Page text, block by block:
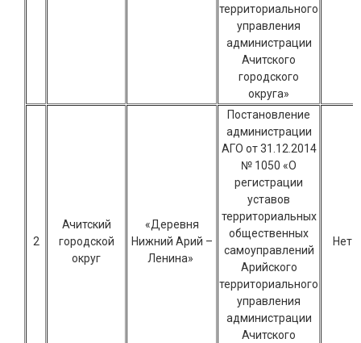
территориального
управления
администрации
Ачитского
городского
округа»
2
Ачитский
городской
округ
«Деревня
Нижний Арий –
Ленина»
Постановление
администрации
АГО от 31.12.2014
№ 1050 «О
регистрации
уставов
территориальных
общественных
самоуправлений
Арийского
территориального
управления
администрации
Ачитского
Нет